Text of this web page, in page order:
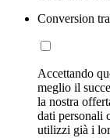
Conversion
Accettando
meglio il
la nostra
dati personali
utilizzi già i